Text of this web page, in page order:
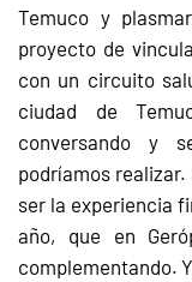
Temuco y
proyecto de
con un circuito
ciudad de
conversando y
podríamos
ser la experiencia
año, que en
complementando.